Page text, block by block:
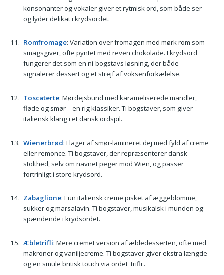
konsonanter og vokaler giver et rytmisk ord, som både ser
og lyder delikat i krydsordet.
Romfromage: Variation over fromagen med mørk rom som
smagsgiver, ofte pyntet med reven chokolade. I krydsord
fungerer det som en ni-bogstavs løsning, der både
signalerer dessert og et strejf af voksenforkælelse.
Toscaterte: Mørdejsbund med karameliserede mandler,
fløde og smør – en rig klassiker. Ti bogstaver, som giver
italiensk klang i et dansk ordspil.
Wienerbrød: Flager af smør-lamineret dej med fyld af creme
eller remonce. Ti bogstaver, der repræsenterer dansk
stolthed, selv om navnet peger mod Wien, og passer
fortrinligt i store krydsord.
Zabaglione: Lun italiensk creme pisket af æggeblomme,
sukker og marsalavin. Ti bogstaver, musikalsk i munden og
spændende i krydsordet.
Æbletrifli: Mere cremet version af æbledesserten, ofte med
makroner og vaniljecreme. Ti bogstaver giver ekstra længde
og en smule britisk touch via ordet 'trifli'.